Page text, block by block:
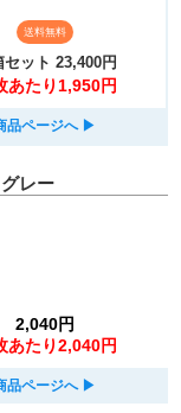
送料無料
セット 23,400円
あたり1,950円
品ページへ ▶︎
レー
2,040円
あたり2,040円
品ページへ ▶︎